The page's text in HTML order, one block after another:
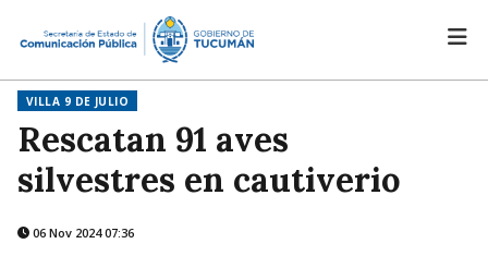
VILLA 9 DE JULIO
Rescatan 91 aves
silvestres en cautiverio
06 Nov 2024 07:36